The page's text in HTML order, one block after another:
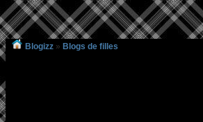
Blogizz » Blogs de filles